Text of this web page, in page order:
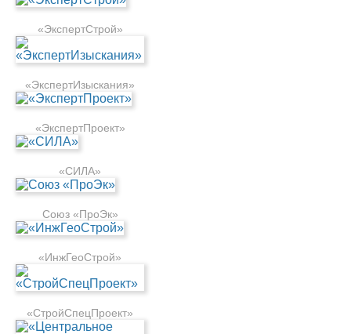
«ЭкспертСтрой»
«ЭкспертИзыскания»
«ЭкспертПроект»
«СИЛА»
Союз «ПроЭк»
«ИнжГеоСтрой»
«СтройСпецПроект»